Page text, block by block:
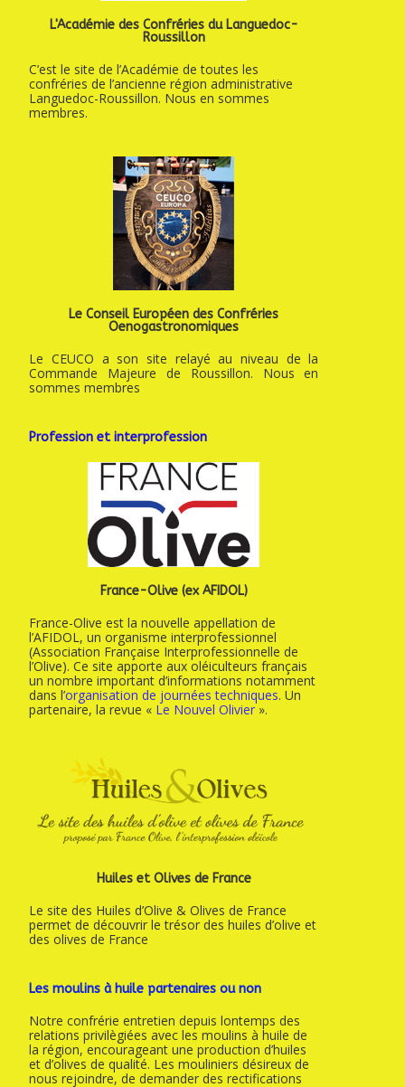
L'Académie des Confréries du Languedoc-
Roussillon
C’est le site de l’Académie de toutes les
confréries de l’ancienne région administrative
Languedoc-Roussillon. Nous en sommes
membres.
Le Conseil Européen des Confréries
Oenogastronomiques
Le CEUCO a son site relayé au niveau de la
Commande Majeure de Roussillon. Nous en
sommes membres
Profession et interprofession
France-Olive (ex AFIDOL)
France-Olive est la nouvelle appellation de
l’AFIDOL, un organisme interprofessionnel
(Association Française Interprofessionnelle de
l’Olive). Ce site apporte aux oléiculteurs français
un nombre important d’informations notamment
dans l’organisation de journées techniques. Un
partenaire, la revue « Le Nouvel Olivier».
Huiles et Olives de France
Le site des Huiles d’Olive & Olives de France
permet de découvrir le trésor des huiles d’olive et
des olives de France
Les moulins à huile partenaires ou non
Notre confrérie entretien depuis lontemps des
relations privilègiées avec les moulins à huile de
la région, encourageant une production d’huiles
et d’olives de qualité. Les mouliniers désireux de
nous rejoindre, de demander des rectifications